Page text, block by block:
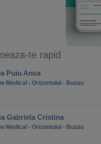
te rapid
Puiu Anca
Medical - Orizontului - Buzau
Gabriela Cristina
Medical - Orizontului - Buzau